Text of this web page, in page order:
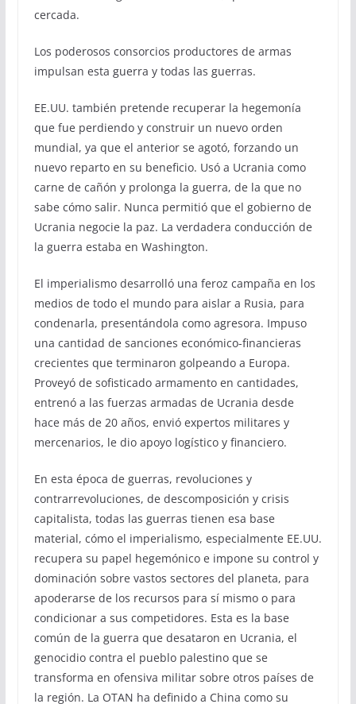
cercada.
Los poderosos consorcios productores de armas
impulsan esta guerra y todas las guerras.
EE.UU. también pretende recuperar la hegemonía
que fue perdiendo y construir un nuevo orden
mundial, ya que el anterior se agotó, forzando un
nuevo reparto en su beneficio. Usó a Ucrania como
carne de cañón y prolonga la guerra, de la que no
sabe cómo salir. Nunca permitió que el gobierno de
Ucrania negocie la paz. La verdadera conducción de
la guerra estaba en Washington.
El imperialismo desarrolló una feroz campaña en los
medios de todo el mundo para aislar a Rusia, para
condenarla, presentándola como agresora. Impuso
una cantidad de sanciones económico-financieras
crecientes que terminaron golpeando a Europa.
Proveyó de sofisticado armamento en cantidades,
entrenó a las fuerzas armadas de Ucrania desde
hace más de 20 años, envió expertos militares y
mercenarios, le dio apoyo logístico y financiero.
En esta época de guerras, revoluciones y
contrarrevoluciones, de descomposición y crisis
capitalista, todas las guerras tienen esa base
material, cómo el imperialismo, especialmente EE.UU.
recupera su papel hegemónico e impone su control y
dominación sobre vastos sectores del planeta, para
apoderarse de los recursos para sí mismo o para
condicionar a sus competidores. Esta es la base
común de la guerra que desataron en Ucrania, el
genocidio contra el pueblo palestino que se
transforma en ofensiva militar sobre otros países de
la región. La OTAN ha definido a China como su